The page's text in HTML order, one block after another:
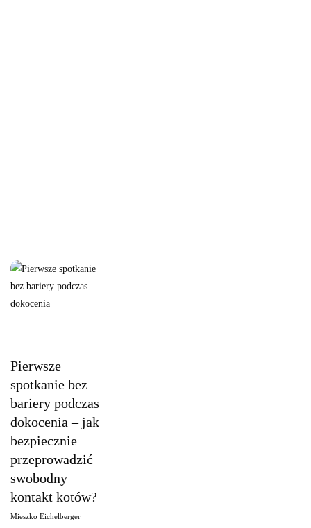
bez
bariery
podczas
dokocenia
–
bezpiecznie
przeprowadzić
swobodny
kontakt
Pierwsze
spotkanie bez
bariery podczas
dokocenia – jak
bezpiecznie
przeprowadzić
swobodny
kontakt kotów?
Mieszko Eichelberger